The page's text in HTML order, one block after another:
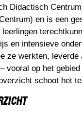
Didactisch
en is een
en intensieve
ze werkten, leverde
vooral op het
schoot het